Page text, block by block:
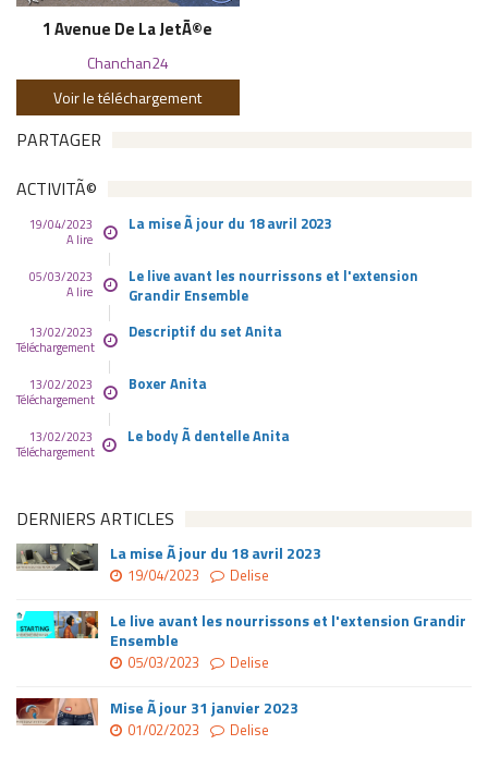
1 Avenue De La JetÃ©e
Chanchan24
Voir le téléchargement
PARTAGER
ACTIVITÃ©
19/04/2023
A lire
La mise Ã jour du 18 avril 2023
05/03/2023
A lire
Le live avant les nourrissons et l'extension
Grandir Ensemble
13/02/2023
Téléchargement
Descriptif du set Anita
13/02/2023
Téléchargement
Boxer Anita
13/02/2023
Téléchargement
Le body Ã dentelle Anita
DERNIERS ARTICLES
La mise Ã jour du 18 avril 2023
19/04/2023 Delise
Le live avant les nourrissons et l'extension Grandir
Ensemble
05/03/2023 Delise
Mise Ã jour 31 janvier 2023
01/02/2023 Delise